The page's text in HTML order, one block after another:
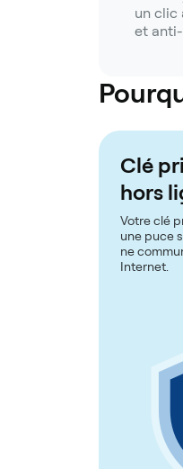
un clic
et
Clé
hors
Votre clé
une puce
ne
Internet.